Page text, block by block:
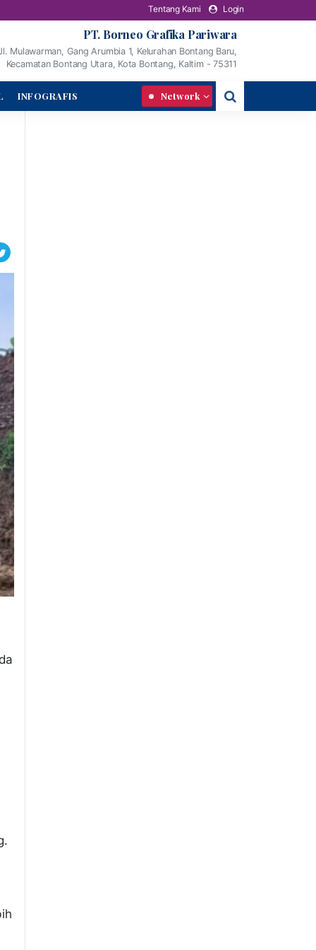
Tentang Kami Login
PT. Borneo Grafika Pariwara
Mulawarman, Gang Arumbia 1, Kelurahan Bontang Baru,
Kecamatan Bontang Utara, Kota Bontang, Kaltim - 75311
INFOGRAFIS Network